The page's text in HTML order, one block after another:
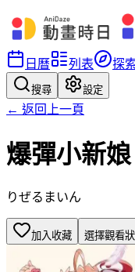
日曆 列表 探
搜尋 設定
← 返回上一頁
爆彈小新娘
りぜるまいん
加入收藏 選擇觀看